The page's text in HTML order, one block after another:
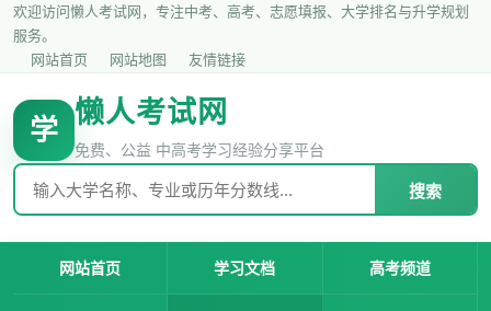
欢迎访问懒人考试网，专注中考、高考、志愿填报、大学排名与升学规划
服务。
网站首页
网站地图 友情链接
学
懒人考试网
免费、公益 中高考学习经验分享平台
搜索
网站首页 学习文档 高考频道